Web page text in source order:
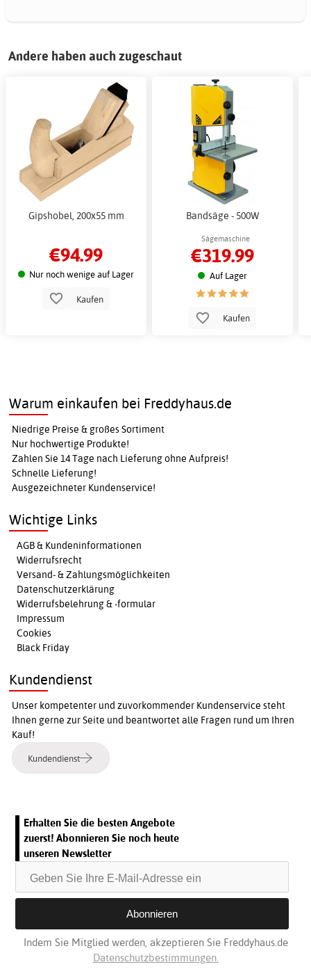
Andere haben auch zugeschaut
Gipshobel, 200x55 mm
€94.99
Nur noch wenige auf Lager
Kaufen
Bandsäge - 500W
Sägemaschine
€319.99
Auf Lager
Kaufen
Warum einkaufen bei Freddyhaus.de
Niedrige Preise & großes Sortiment
Nur hochwertige Produkte!
Zahlen Sie 14 Tage nach Lieferung ohne Aufpreis!
Schnelle Lieferung!
Ausgezeichneter Kundenservice!
Wichtige Links
AGB & Kundeninformationen
Widerrufsrecht
Versand- & Zahlungsmöglichkeiten
Datenschutzerklärung
Widerrufsbelehrung & -formular
Impressum
Cookies
Black Friday
Kundendienst
Unser kompetenter und zuvorkommender Kundenservice steht
Ihnen gerne zur Seite und beantwortet alle Fragen rund um Ihren
Kauf!
Kundendienst
Erhalten Sie die besten Angebote
zuerst! Abonnieren Sie noch heute
unseren Newsletter
Indem Sie Mitglied werden, akzeptieren Sie Freddyhaus.de
Datenschutzbestimmungen.